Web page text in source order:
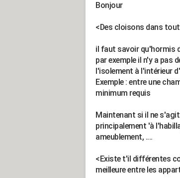
Bonjour
<Des cloisons dans
il faut savoir qu'hormis
par exemple il n'y a pas
l'isolement à l'intérieur
Exemple : entre une
minimum requis
Maintenant si il ne
principalement 'à
ameublement, ....
<Existe t'il différentes
meilleure entre les